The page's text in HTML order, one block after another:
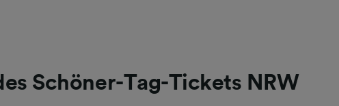
Schöner-Tag-Tickets NRW